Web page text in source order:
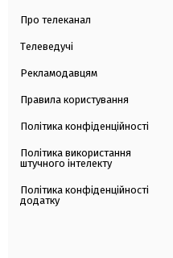
Про телеканал
Телеведучі
Рекламодавцям
Правила користування
Політика конфіденційності
Політика використання
штучного інтелекту
Політика конфіденційності
додатку